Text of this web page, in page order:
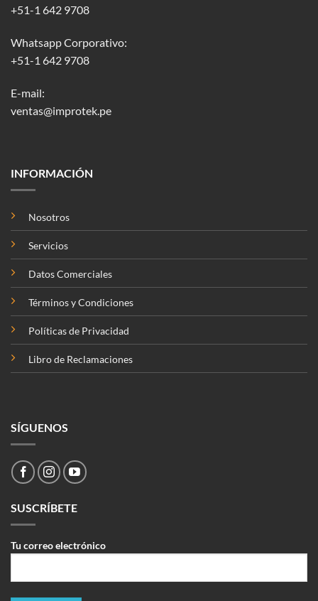
+51-1 642 9708
Whatsapp Corporativo:
+51-1 642 9708
E-mail:
ventas@improtek.pe
INFORMACIÓN
Nosotros
Servicios
Datos Comerciales
Términos y Condiciones
Políticas de Privacidad
Libro de Reclamaciones
SÍGUENOS
SUSCRÍBETE
Tu correo electrónico